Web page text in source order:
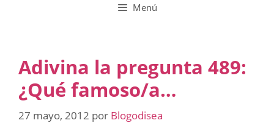
Menú
Adivina la pregunta 489:
¿Qué famoso/a…
27 mayo, 2012 por Blogodisea